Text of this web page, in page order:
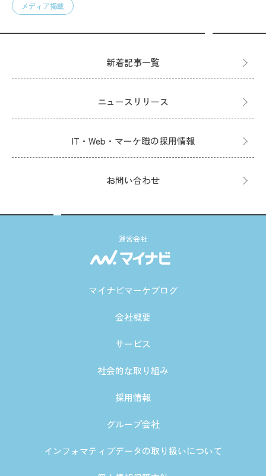
メディア掲載
新着記事一覧
ニュースリリース
IT・Web・マーケ職の採用情報
お問い合わせ
運営会社
マイナビマーケブログ
会社概要
サービス
社会的な取り組み
採用情報
グループ会社
インフォマティブデータの取り扱いについて